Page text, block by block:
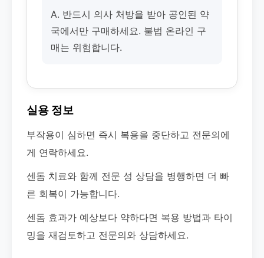
A. 반드시 의사 처방을 받아 공인된 약
국에서만 구매하세요. 불법 온라인 구
매는 위험합니다.
실용 정보
부작용이 심하면 즉시 복용을 중단하고 전문의에
게 연락하세요.
센돔 치료와 함께 전문 성 상담을 병행하면 더 빠
른 회복이 가능합니다.
센돔 효과가 예상보다 약하다면 복용 방법과 타이
밍을 재검토하고 전문의와 상담하세요.